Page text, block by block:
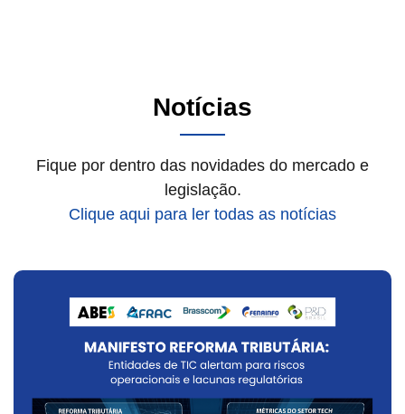
Notícias
Fique por dentro das novidades do mercado e
legislação.
Clique aqui para ler todas as notícias